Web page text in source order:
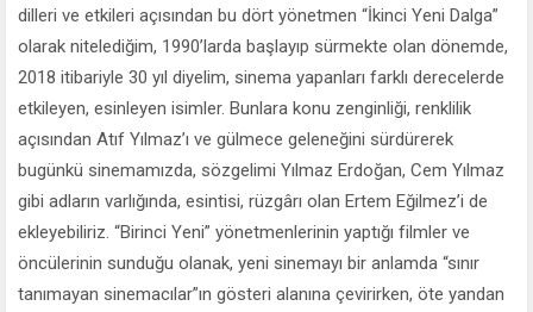
dilleri ve etkileri açısından bu dört yönetmen “İkinci Yeni Dalga”
olarak nitelediğim, 1990’larda başlayıp sürmekte olan dönemde,
2018 itibariyle 30 yıl diyelim, sinema yapanları farklı derecelerde
etkileyen, esinleyen isimler. Bunlara konu zenginliği, renklilik
açısından Atıf Yılmaz’ı ve gülmece geleneğini sürdürerek
bugünkü sinemamızda, sözgelimi Yılmaz Erdoğan, Cem Yılmaz
gibi adların varlığında, esintisi, rüzgârı olan Ertem Eğilmez’i de
ekleyebiliriz. “Birinci Yeni” yönetmenlerinin yaptığı filmler ve
öncülerinin sunduğu olanak, yeni sinemayı bir anlamda “sınır
tanımayan sinemacılar”ın gösteri alanına çevirirken, öte yandan